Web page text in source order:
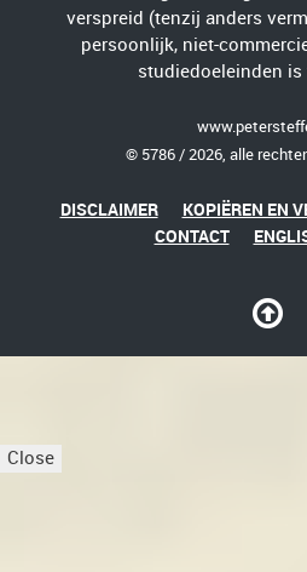
verspreid (tenzij anders
persoonlijk, niet-
studiedoeleinden is
© 5786 / 2026, alle
DISCLAIMER KOPIËREN EN
CONTACT
Close